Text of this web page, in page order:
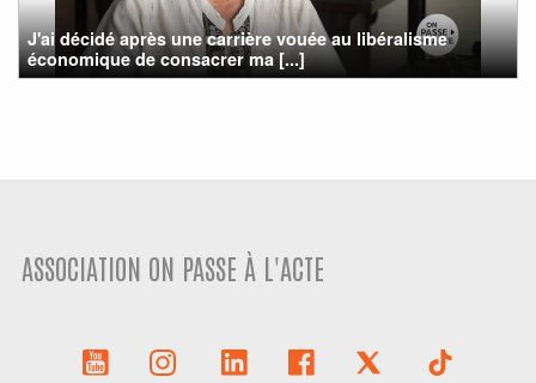
J'ai décidé après une carrière vouée au libéralisme
économique de consacrer ma [...]
ASSOCIATION ON PASSE À L'ACTE